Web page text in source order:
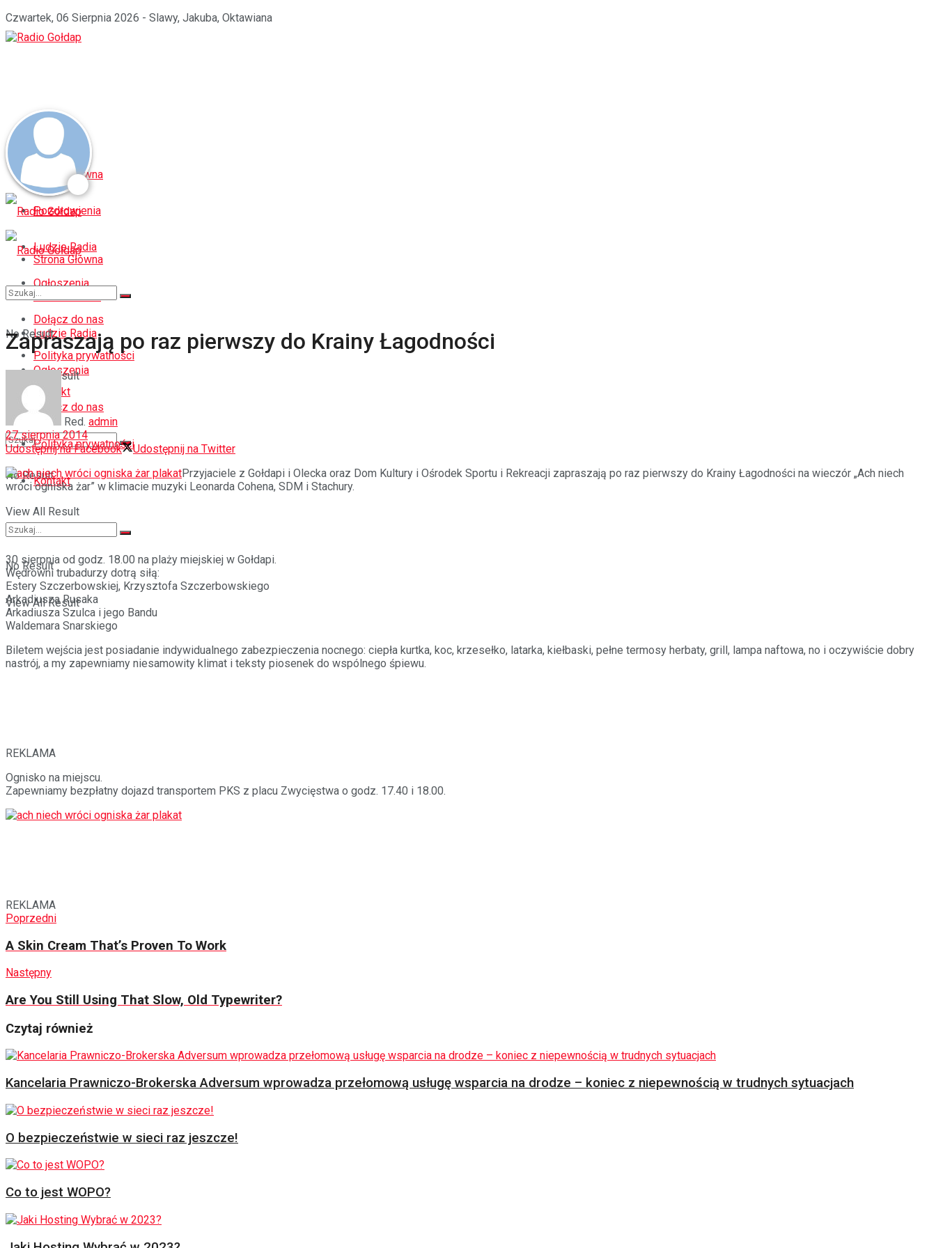
Czwartek, 06 Sierpnia 2026 - Slawy, Jakuba, Oktawiana
Strona Główna
Pozdrowienia
Ludzie Radia
Ogłoszenia
Dołącz do nas
Polityka prywatności
Kontakt
No Result
View All Result
Strona Główna
Pozdrowienia
Ludzie Radia
Ogłoszenia
Dołącz do nas
Polityka prywatności
Kontakt
No Result
View All Result
No Result
View All Result
Zapraszają po raz pierwszy do Krainy Łagodności
Red. admin
27 sierpnia 2014
Udostępnij na Facebook
Udostępnij na Twitter
Przyjaciele z Gołdapi i Olecka oraz Dom Kultury i Ośrodek Sportu i Rekreacji zapraszają po raz pierwszy do Krainy Łagodności na wieczór „Ach niech
wróci ogniska żar” w klimacie muzyki Leonarda Cohena, SDM i Stachury.
30 sierpnia od godz. 18.00 na plaży miejskiej w Gołdapi.
Wędrowni trubadurzy dotrą siłą:
Estery Szczerbowskiej, Krzysztofa Szczerbowskiego
Arkadiusza Rusaka
Arkadiusza Szulca i jego Bandu
Waldemara Snarskiego
Biletem wejścia jest posiadanie indywidualnego zabezpieczenia nocnego: ciepła kurtka, koc, krzesełko, latarka, kiełbaski, pełne termosy herbaty, grill, lampa naftowa, no i oczywiście dobry
nastrój, a my zapewniamy niesamowity klimat i teksty piosenek do wspólnego śpiewu.
REKLAMA
Ognisko na miejscu.
Zapewniamy bezpłatny dojazd transportem PKS z placu Zwycięstwa o godz. 17.40 i 18.00.
REKLAMA
Poprzedni
A Skin Cream That’s Proven To Work
Następny
Are You Still Using That Slow, Old Typewriter?
Czytaj również
Kancelaria Prawniczo-Brokerska Adversum wprowadza przełomową usługę wsparcia na drodze – koniec z niepewnością w trudnych sytuacjach
O bezpieczeństwie w sieci raz jeszcze!
Co to jest WOPO?